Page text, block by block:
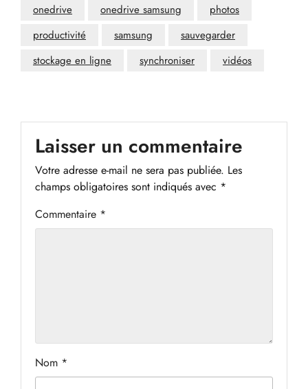
onedrive onedrive samsung
photos
productivité
samsung
sauvegarder
stockage en ligne
synchroniser vidéos
Laisser un commentaire
Votre adresse e-mail ne sera pas publiée. Les
champs obligatoires sont indiqués avec *
Commentaire *
Nom *